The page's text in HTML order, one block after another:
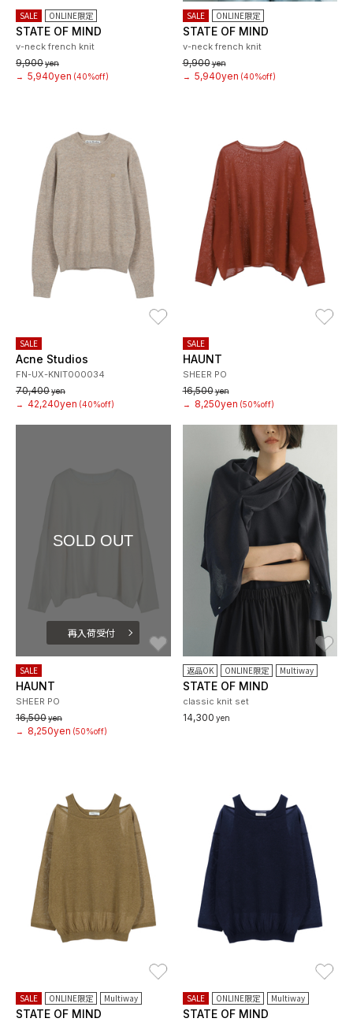
SALE ONLINE限定
STATE OF MIND
v-neck french knit
9,900yen
→ 5,940yen (40%off)
SALE ONLINE限定
STATE OF MIND
v-neck french knit
9,900yen
→ 5,940yen (40%off)
SALE
Acne Studios
FN-UX-KNIT000034
70,400yen
→ 42,240yen (40%off)
SALE
HAUNT
SHEER PO
16,500yen
→
8,250yen (50%off)
お気に入り
SOLD OUT
再入荷受付
SALE
HAUNT
SHEER PO
16,500yen
→
8,250yen (50%off)
返品OK ONLINE限定 Multiway
STATE OF MIND
classic knit set
14,300 yen
SALE ONLINE限定 Multiway
STATE OF MIND
SALE ONLINE限定 Multiway
STATE OF MIND